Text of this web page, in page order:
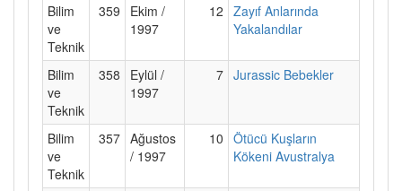
Bilim
ve
Teknik
359
Ekim /
1997
12 Zayıf Anlarında
Yakalandılar
Bilim
ve
Teknik
358
Eylül /
1997
7 Jurassic Bebekler
Bilim
ve
Teknik
357 Ağustos
/ 1997
10 Ötücü Kuşların
Kökeni Avustralya